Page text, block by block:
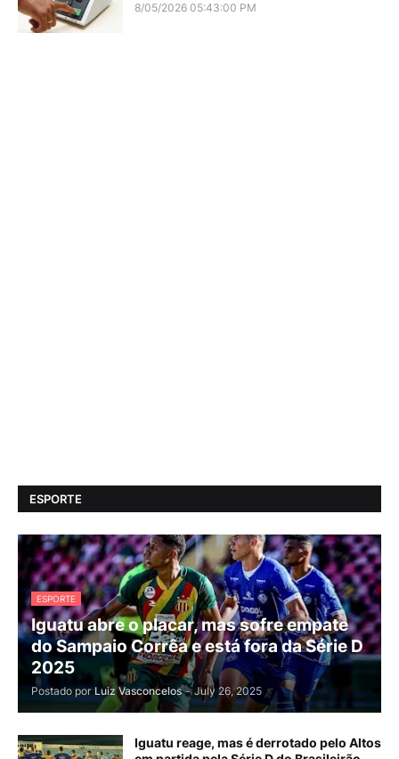
8/05/2026 05:43:00 PM
ESPORTE
ESPORTE
Iguatu abre o placar, mas sofre empate
do Sampaio Corrêa e está fora da Série D
2025
Postado por Luiz Vasconcelos - July 26, 2025
Iguatu reage, mas é derrotado pelo Altos